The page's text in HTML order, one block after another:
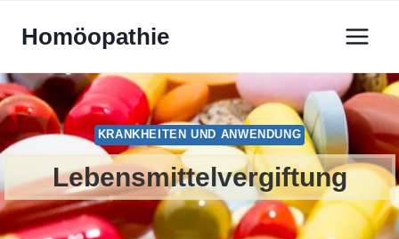
InhaltHomöopathie
KRANKHEITEN UND ANWENDUNG
Lebensmittelvergiftung